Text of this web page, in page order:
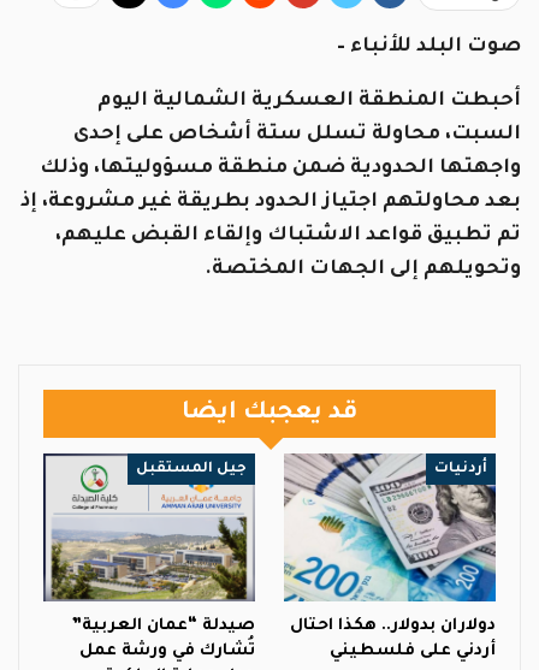
صوت البلد للأنباء –
أحبطت المنطقة العسكرية الشمالية اليوم
السبت، محاولة تسلل ستة أشخاص على إحدى
واجهتها الحدودية ضمن منطقة مسؤوليتها، وذلك
بعد محاولتهم اجتياز الحدود بطريقة غير مشروعة، إذ
تم تطبيق قواعد الاشتباك وإلقاء القبض عليهم،
وتحويلهم إلى الجهات المختصة.
قد يعجبك ايضا
أردنيات
دولاران بدولار.. هكذا احتال
أردني على فلسطيني
جيل المستقبل
صيدلة “عمان العربية”
تُشارك في ورشة عمل